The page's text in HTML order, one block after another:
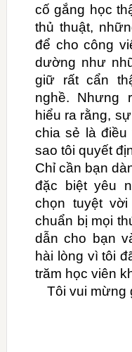
cố gắng học
thủ thuật,
để cho công
dường như
giữ rất cẩn
nghề. Nhưng
hiểu ra rằng,
chia sẻ là
sao tôi quyết
Chỉ cần bạn
đặc biệt yêu
chọn tuyệt
chuẩn bị mọi
dẫn cho bạn
hài lòng vì tôi
trăm học viên
Tôi vui mừng